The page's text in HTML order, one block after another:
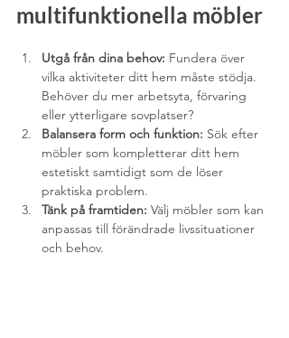
multifunktionella möbler
Utgå från dina behov: Fundera över
vilka aktiviteter ditt hem måste stödja.
Behöver du mer arbetsyta, förvaring
eller ytterligare sovplatser?
Balansera form och funktion: Sök efter
möbler som kompletterar ditt hem
estetiskt samtidigt som de löser
praktiska problem.
Tänk på framtiden: Välj möbler som kan
anpassas till förändrade livssituationer
och behov.